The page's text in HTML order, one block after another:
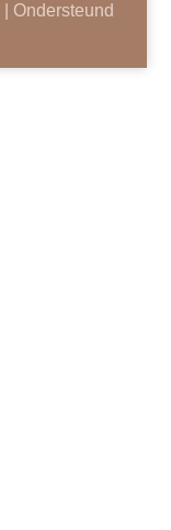
| Ondersteund